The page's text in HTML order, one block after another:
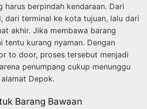
harus berpindah kendaraan. Dari
dari terminal ke kota tujuan, lalu dari
akhir. Jika membawa barang
tentu kurang nyaman. Dengan
to door, proses tersebut menjadi
penumpang cukup menunggu
Depok.
Barang Bawaan